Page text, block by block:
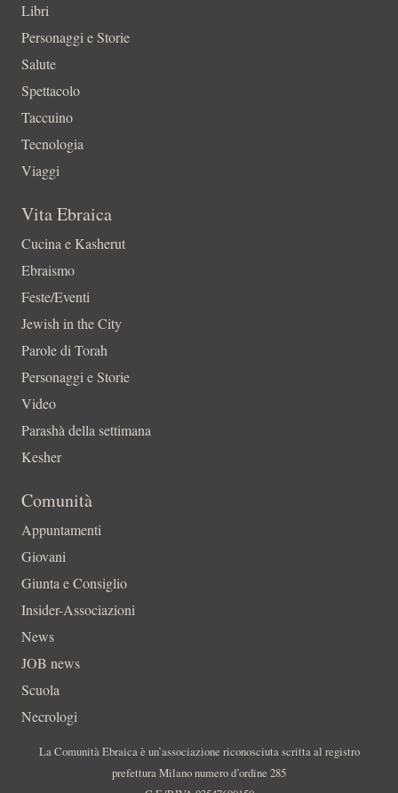
Libri
Personaggi e Storie
Salute
Spettacolo
Taccuino
Tecnologia
Viaggi
Vita Ebraica
Cucina e Kasherut
Ebraismo
Feste/Eventi
Jewish in the City
Parole di Torah
Personaggi e Storie
Video
Parashà della settimana
Kesher
Comunità
Appuntamenti
Giovani
Giunta e Consiglio
Insider-Associazioni
News
JOB news
Scuola
Necrologi
La Comunità Ebraica è un’associazione riconosciuta scritta al registro
prefettura Milano numero d’ordine 285